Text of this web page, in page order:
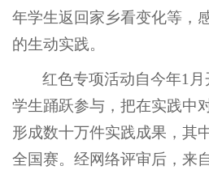
年学生返回家乡看变化等，
的生动实践。
红色专项活动自今年1
学生踊跃参与，把在实践中
形成数十万件实践成果，其
全国赛。经网络评审后，来